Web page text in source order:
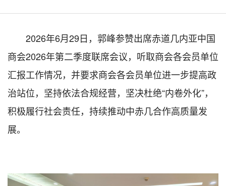
2026年6月29日，郭峰参赞出席赤道几内亚中国
商会2026年第二季度联席会议，听取商会各会员单位
汇报工作情况，并要求商会各会员单位进一步提高政
治站位，坚持依法合规经营，坚决杜绝“内卷外化”，
积极履行社会责任，持续推动中赤几合作高质量发
展。